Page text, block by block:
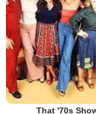
That '70s